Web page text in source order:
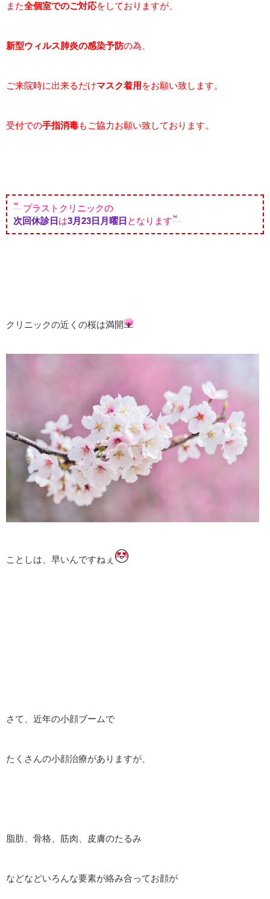
また全個室でのご対応をしておりますが、
新型ウィルス肺炎の感染予防の為、
ご来院時に出来るだけマスク着用 をお願い致します。
受付での手指消毒もご協力お願い致しております。
プラストクリニックの
次回休診日 は3月23日月曜日 となります
クリニックの近くの桜は満開
ことしは、早いんですねぇ
さて、近年の小顔ブームで
たくさんの小顔治療がありますが、
脂肪、骨格、筋肉、皮膚のたるみ
などなどいろんな要素が絡み合ってお顔が